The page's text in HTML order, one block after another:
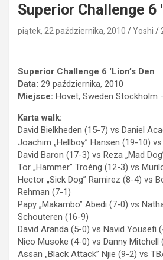
Superior Challenge 6
piątek, 22 października, 2010 Yoshi
Superior Challenge 6 'Lion’s Den
Data: 29 października, 2010
Miejsce: Hovet, Sweden Stockholm
Karta walk:
David Bielkheden (15-7) vs Daniel
Joachim „Hellboy” Hansen (19-10)
David Baron (17-3) vs Reza „Mad
Tor „Hammer” Troéng (12-3) vs
Hector „Sick Dog” Ramirez (8-4) vs
Rehman (7-1)
Papy „Makambo” Abedi (7-0) vs
Schouteren (16-9)
David Aranda (5-0) vs Navid Yousefi
Nico Musoke (4-0) vs Danny Mitchell
Assan „Black Attack” Njie (9-2) vs